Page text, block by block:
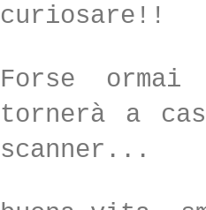
curiosare!!
Forse
tornerà a
scanner...